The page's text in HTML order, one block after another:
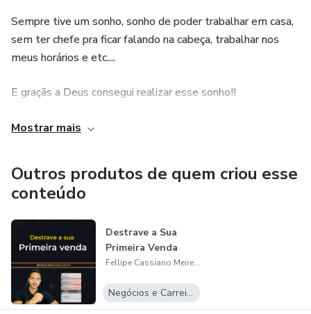
Sempre tive um sonho, sonho de poder trabalhar em casa,
sem ter chefe pra ficar falando na cabeça, trabalhar nos
meus horários e etc....
E graçãs a Deus consegui realizar esse sonho!!
Porém não ficou so ali, vieram outros sonhos, e um deles
Mostrar mais
Outros produtos de quem criou esse
conteúdo
Destrave a Sua
Primeira Venda
Fellipe Cassiano Meireles
Negócios e Carreira